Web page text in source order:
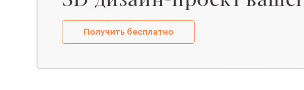
Получить бесплатно